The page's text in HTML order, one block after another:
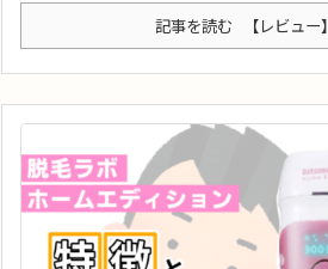
記事を読む 【レビュー